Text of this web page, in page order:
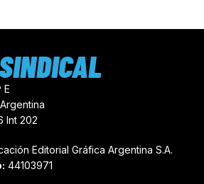
E
Int 202
Editorial Gráfica Argentina S.A.
44103971
SINDICAL